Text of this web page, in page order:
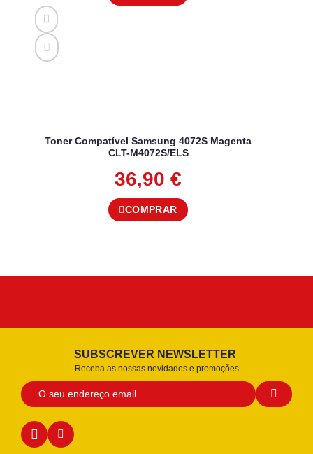
Toner Compatível Samsung 4072S Magenta
CLT-M4072S/ELS
36,90 €
COMPRAR
SUBSCREVER NEWSLETTER
Receba as nossas novidades e promoções